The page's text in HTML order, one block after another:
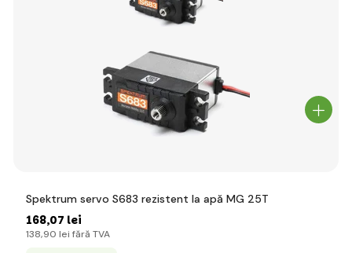
Spektrum servo S683 rezistent la apă MG 25T
168,07 lei
138,90 lei fără TVA